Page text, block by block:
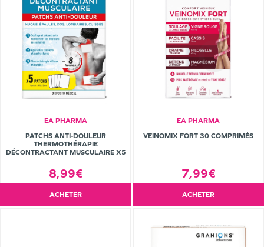
EA PHARMA
PATCHS ANTI-DOULEUR
THERMOTHÉRAPIE
DÉCONTRACTANT MUSCULAIRE X5
8,99€
ACHETER
EA PHARMA
VEINOMIX FORT 30 COMPRIMÉS
7,99€
ACHETER